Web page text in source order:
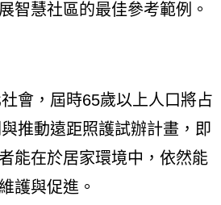
智慧社區的最佳參考範例。
會，屆時65歲以上人口將占
推動遠距照護試辦計畫，即
能在於居家環境中，依然能
護與促進。